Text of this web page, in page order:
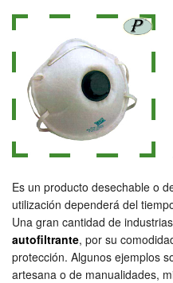
Es un producto desechable o
utilización dependerá del
Una gran cantidad de
autofiltrante, por su
protección. Algunos ejemplos
artesana o de manualidades,